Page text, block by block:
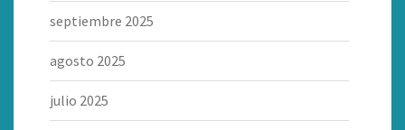
septiembre 2025
agosto 2025
julio 2025